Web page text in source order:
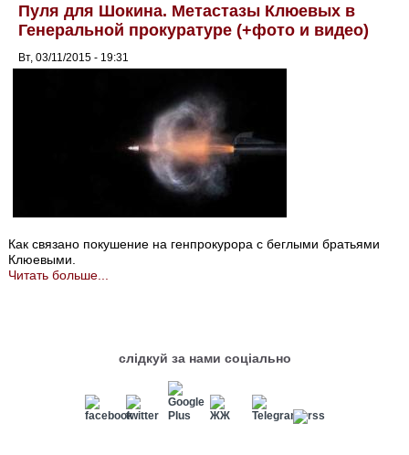
Пуля для Шокина. Метастазы Клюевых в
Генеральной прокуратуре (+фото и видео)
Вт, 03/11/2015 - 19:31
Как связано покушение на генпрокурора с беглыми братьями
Клюевыми.
Читать больше...
слідкуй за нами соціально